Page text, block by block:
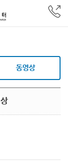
동영상